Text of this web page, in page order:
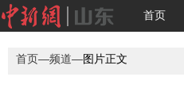
首页
首页—频道—图片正文